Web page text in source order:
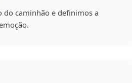
do caminhão e definimos a